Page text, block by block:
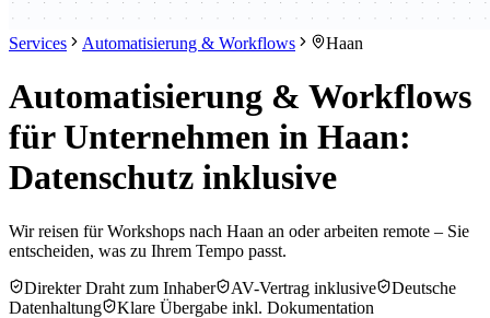
Services Automatisierung & Workflows Haan
Automatisierung & Workflows
für Unternehmen in Haan:
Datenschutz inklusive
Wir reisen für Workshops nach Haan an oder arbeiten remote – Sie
entscheiden, was zu Ihrem Tempo passt.
Direkter Draht zum Inhaber
AV-Vertrag inklusive
Deutsche
Datenhaltung
Klare Übergabe inkl. Dokumentation